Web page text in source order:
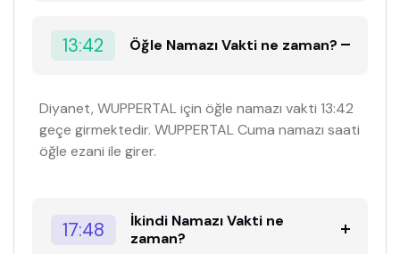
13:42 Öğle Namazı Vakti ne zaman?
Diyanet, WUPPERTAL için öğle namazı vakti 13:42
geçe girmektedir. WUPPERTAL Cuma namazı saati
öğle ezani ile girer.
17:48
İkindi Namazı Vakti ne
zaman?